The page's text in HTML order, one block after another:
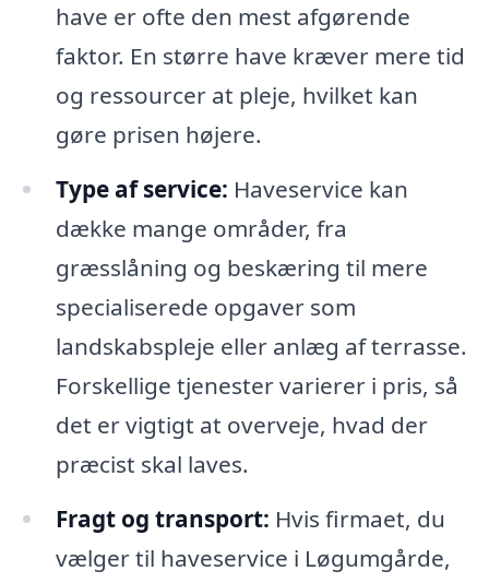
have er ofte den mest afgørende
faktor. En større have kræver mere tid
og ressourcer at pleje, hvilket kan
gøre prisen højere.
Type af service: Haveservice kan
dække mange områder, fra
græsslåning og beskæring til mere
specialiserede opgaver som
landskabspleje eller anlæg af terrasse.
Forskellige tjenester varierer i pris, så
det er vigtigt at overveje, hvad der
præcist skal laves.
Fragt og transport: Hvis firmaet, du
vælger til haveservice i Løgumgårde,